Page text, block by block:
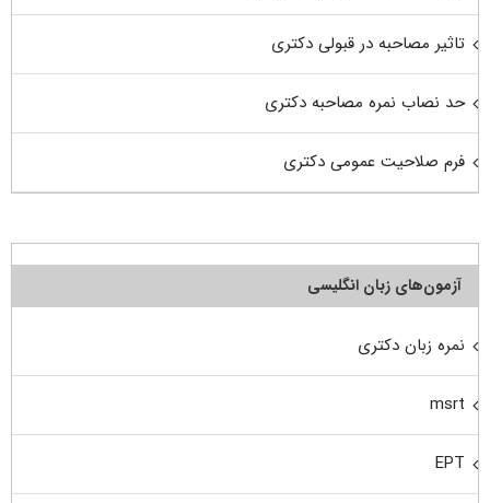
تاثیر مصاحبه در قبولی دکتری
حد نصاب نمره مصاحبه دکتری
فرم صلاحیت عمومی دکتری
آزمون‌های زبان انگلیسی
نمره زبان دکتری
msrt
EPT